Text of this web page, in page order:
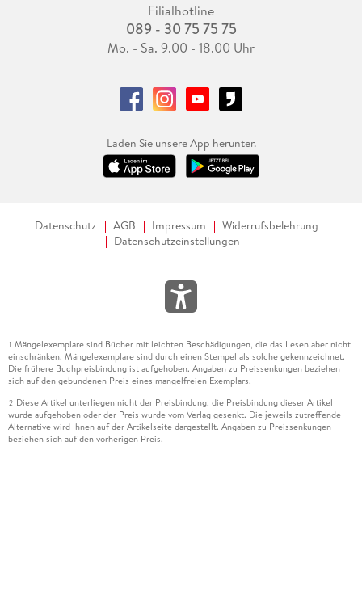
Filialhotline
089 - 30 75 75 75
Mo. - Sa. 9.00 - 18.00 Uhr
Laden Sie unsere App herunter.
Datenschutz AGB Impressum
Widerrufsbelehrung
Datenschutzeinstellungen
1 Mängelexemplare sind Bücher mit leichten Beschädigungen, die das Lesen aber nicht
einschränken. Mängelexemplare sind durch einen Stempel als solche gekennzeichnet.
Die frühere Buchpreisbindung ist aufgehoben. Angaben zu Preissenkungen beziehen
sich auf den gebundenen Preis eines mangelfreien Exemplars.
2 Diese Artikel unterliegen nicht der Preisbindung, die Preisbindung dieser Artikel
wurde aufgehoben oder der Preis wurde vom Verlag gesenkt. Die jeweils zutreffende
Alternative wird Ihnen auf der Artikelseite dargestellt. Angaben zu Preissenkungen
beziehen sich auf den vorherigen Preis.